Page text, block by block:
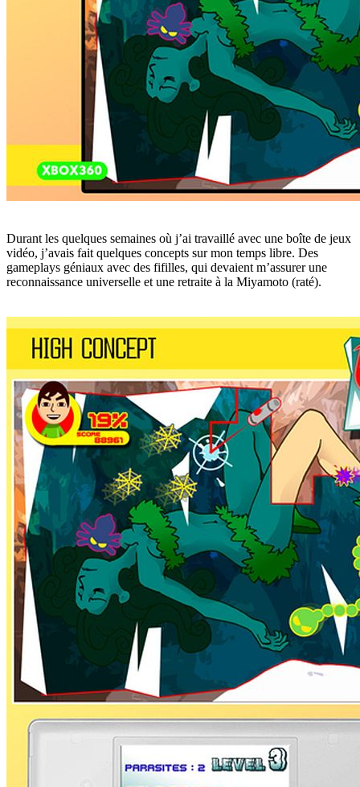
Durant les quelques semaines où j’ai travaillé avec une boîte de jeux
vidéo, j’avais fait quelques concepts sur mon temps libre. Des
gameplays géniaux avec des fifilles, qui devaient m’assurer une
reconnaissance universelle et une retraite à la Miyamoto (raté).